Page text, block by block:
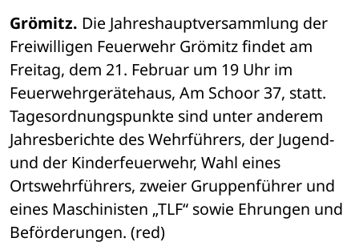
Grömitz. Die Jahreshauptversammlung der
Freiwilligen Feuerwehr Grömitz findet am
Freitag, dem 21. Februar um 19 Uhr im
Feuerwehrgerätehaus, Am Schoor 37, statt.
Tagesordnungspunkte sind unter anderem
Jahresberichte des Wehrführers, der Jugend-
und der Kinderfeuerwehr, Wahl eines
Ortswehrführers, zweier Gruppenführer und
eines Maschinisten „TLF“ sowie Ehrungen und
Beförderungen. (red)